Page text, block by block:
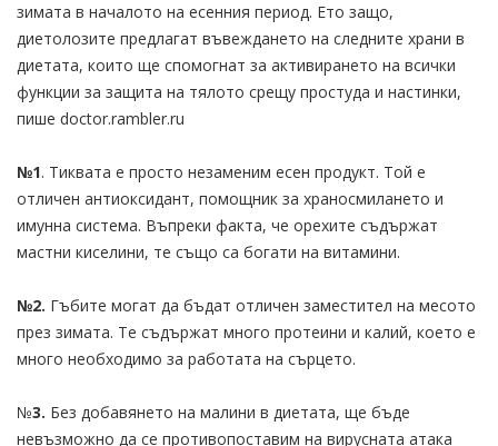
зимата в началото на есенния период. Ето защо,
диетолозите предлагат въвеждането на следните храни в
диетата, които ще спомогнат за активирането на всички
функции за защита на тялото срещу простуда и настинки,
пише doctor.rambler.ru
№1. Тиквата е просто незаменим есен продукт. Той е
отличен антиоксидант, помощник за храносмилането и
имунна система. Въпреки факта, че орехите съдържат
мастни киселини, те също са богати на витамини.
№2. Гъбите могат да бъдат отличен заместител на месото
през зимата. Те съдържат много протеини и калий, което е
много необходимо за работата на сърцето.
№3. Без добавянето на малини в диетата, ще бъде
невъзможно да се противопоставим на вирусната атака